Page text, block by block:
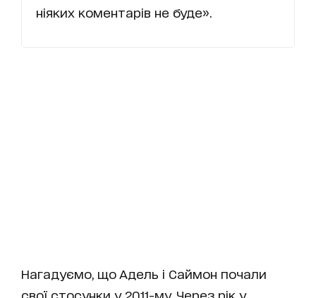
ніяких коментарів не буде».
Нагадуємо, що Адель і Саймон почали
свої стосунки у 2011-му. Через рік у